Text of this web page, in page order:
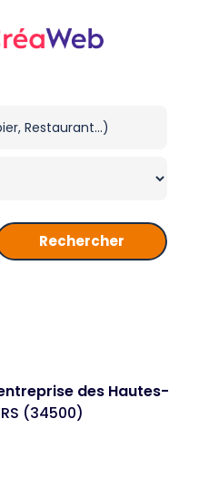
Rechercher
des Hautes-
(34500)